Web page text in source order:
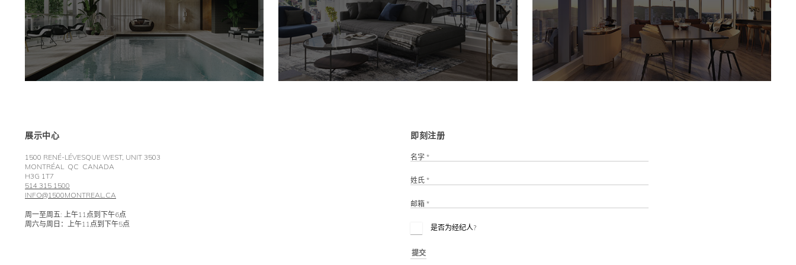
即刻注册
名字 *
姓氏 *
邮箱 *
是否为经纪人?
提交
展示中心
1500 RENÉ-LÉVESQUE WEST, UNIT 3503
MONTRÉAL QC CANADA
H3G 1T7
514 315 1500
INFO@1500MONTREAL.CA
周一至周五: 上午11点到下午6点
周六与周日：上午11点到下午5点